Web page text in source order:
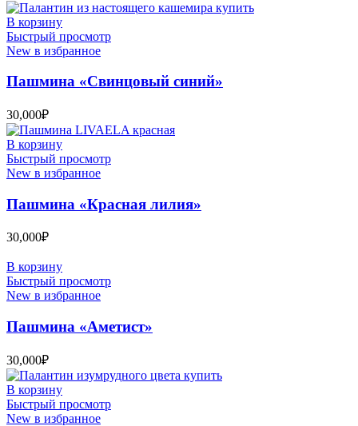
В корзину
Быстрый просмотр
New в избранное
Пашмина «Свинцовый синий»
30,000₽
В корзину
Быстрый просмотр
New в избранное
Пашмина «Красная лилия»
30,000₽
В корзину
Быстрый просмотр
New в избранное
Пашмина «Аметист»
30,000₽
В корзину
Быстрый просмотр
New в избранное